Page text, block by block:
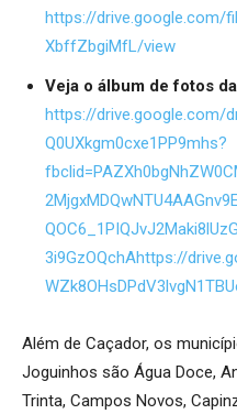
https://drive.google.com/
XbffZbgiMfL/view
Veja o álbum de fotos
https://drive.google.com/
Q0UXkgm0cxe1PP9mhs?
3i9GzOQchAhttps://
Além de Caçador, os
Joguinhos são Água Doce,
Trinta, Campos Novos,